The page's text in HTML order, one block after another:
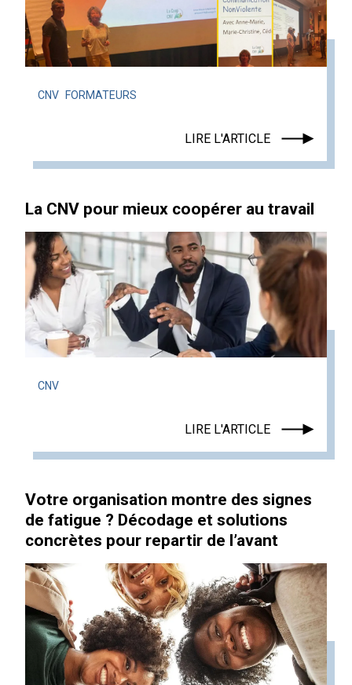
CNV FORMATEURS
LIRE L'ARTICLE
La CNV pour mieux coopérer au travail
CNV
LIRE L'ARTICLE
Votre organisation montre des signes
de fatigue ? Décodage et solutions
concrètes pour repartir de l’avant